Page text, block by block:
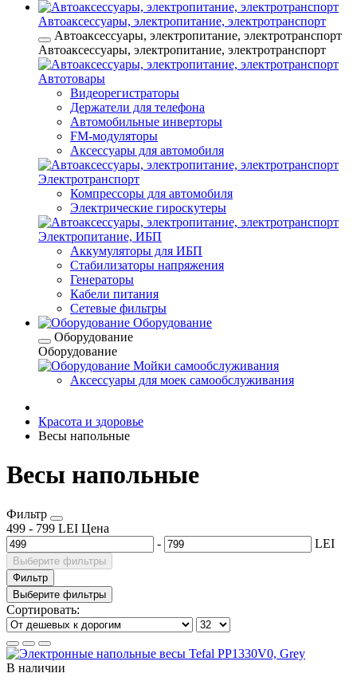
Автоаксессуары, электропитание, электротранспорт
Автоаксессуары, электропитание, электротранспорт
Автоаксессуары, электропитание, электротранспорт
Автотовары
Видеорегистраторы
Держатели для телефона
Автомобильные инверторы
FM-модуляторы
Аксессуары для автомобиля
Электротранспорт
Компрессоры для автомобиля
Электрические гироскутеры
Электропитание, ИБП
Аккумуляторы для ИБП
Стабилизаторы напряжения
Генераторы
Кабели питания
Сетевые фильтры
Оборудование
Оборудование
Оборудование
Мойки самообслуживания
Аксессуары для моек самообслуживания
Красота и здоровье
Весы напольные
Весы напольные
Фильтр
499 - 799 LEI Цена
-
LEI
Выберите фильтры
Фильтр
Выберите фильтры
Сортировать:
В наличии